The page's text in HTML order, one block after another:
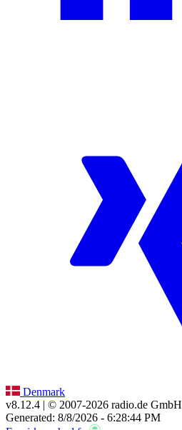
Denmark
v8.12.4 | © 2007-2026 radio.de GmbH
Generated: 8/8/2026 - 6:28:44 PM